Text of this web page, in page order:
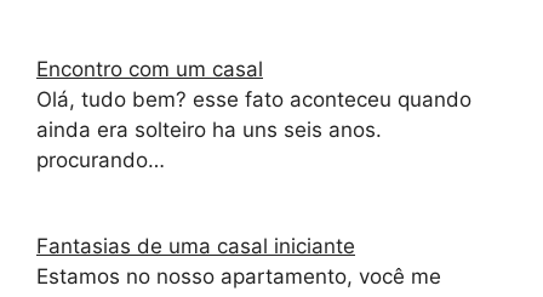
Encontro com um casal
Olá, tudo bem? esse fato aconteceu quando
ainda era solteiro ha uns seis anos.
procurando…
Fantasias de uma casal iniciante
Estamos no nosso apartamento, você me